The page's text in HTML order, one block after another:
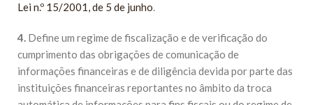
Lei n.º 15/2001, de 5 de junho.
4. Define um regime de fiscalização e de verificação do
cumprimento das obrigações de comunicação de
informações financeiras e de diligência devida por parte das
instituições financeiras reportantes no âmbito da troca